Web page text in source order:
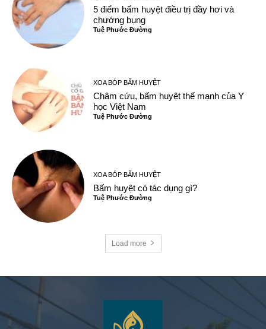
5 điểm bấm huyệt điều trị đầy hơi và
chướng bụng
Tuệ Phước Đường
XOA BÓP BẤM HUYỆT
Châm cứu, bấm huyệt thế mạnh của Y
học Việt Nam
Tuệ Phước Đường
XOA BÓP BẤM HUYỆT
Bấm huyệt có tác dụng gì?
Tuệ Phước Đường
Load more